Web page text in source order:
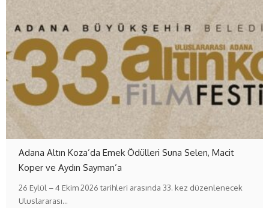
Adana Altın Koza’da Emek Ödülleri Suna Selen, Macit
Koper ve Aydın Sayman’a
26 Eylül – 4 Ekim 2026 tarihleri arasında 33. kez düzenlenecek
Uluslararası…